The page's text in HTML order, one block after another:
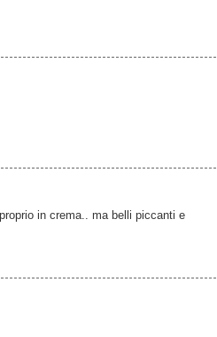
in crema.. ma belli piccanti e